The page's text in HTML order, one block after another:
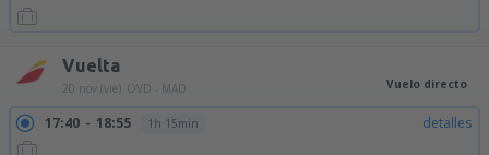
Vuelta
20 nov (vie) OVD - MAD Vuelo directo
17:40 18:55 1h 15min detalles